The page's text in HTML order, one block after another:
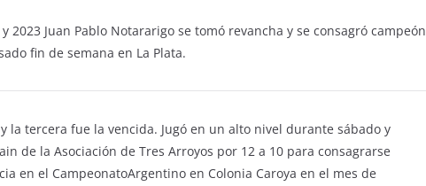
2023 Juan Pablo Notararigo se tomó revancha y se consagró campeón
fin de semana en La Plata.
la tercera fue la vencida. Jugó en un alto nivel durante sábado y
de la Asociación de Tres Arroyos por 12 a 10 para consagrarse
en el CampeonatoArgentino en Colonia Caroya en el mes de